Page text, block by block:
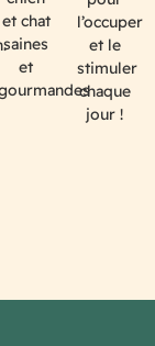
et chat
saines
et
l’occuper
et le
stimuler
chaque
jour !